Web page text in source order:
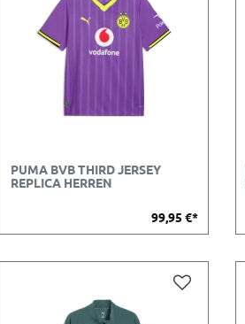
PUMA BVB THIRD JERSEY
REPLICA HERREN
99,95 €*